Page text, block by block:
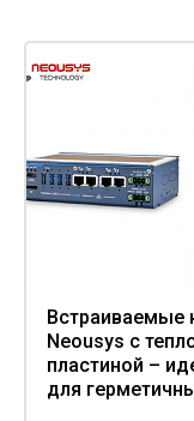
Встраиваемые
Neousys с
пластиной –
для